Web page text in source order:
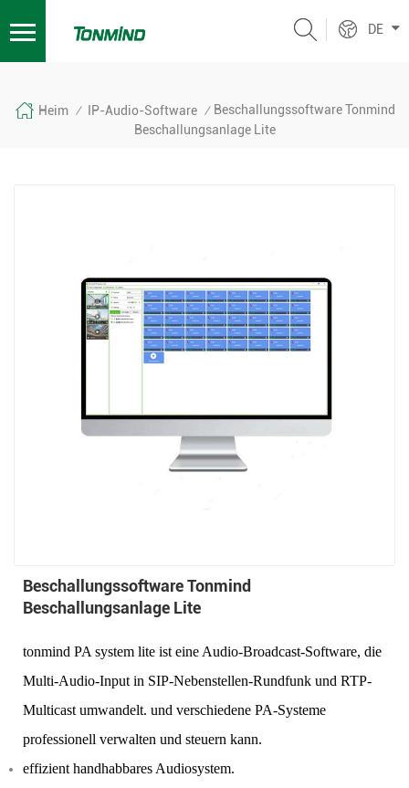
DE
Heim / IP-Audio-Software / Beschallungssoftware Tonmind
Beschallungsanlage Lite
Beschallungssoftware Tonmind
Beschallungsanlage Lite
tonmind PA system lite ist eine Audio-Broadcast-Software, die
Multi-Audio-Input in SIP-Nebenstellen-Rundfunk und RTP-
Multicast umwandelt. und verschiedene PA-Systeme
professionell verwalten und steuern kann.
effizient handhabbares Audiosystem.